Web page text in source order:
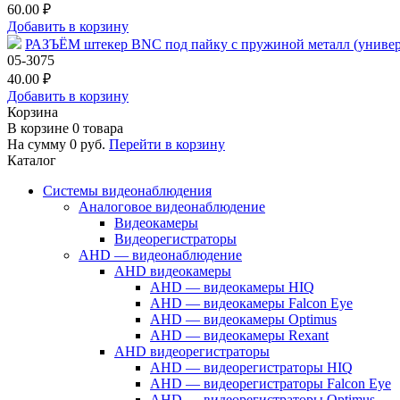
60.00 ₽
Добавить в корзину
РАЗЪЁМ штекер BNC под пайку с пружиной металл
05-3075
40.00 ₽
Добавить в корзину
Корзина
В корзине 0 товара
На сумму 0 руб. Перейти в корзину
Каталог
Системы видеонаблюдения
Аналоговое видеонаблюдение
Видеокамеры
Видеорегистраторы
AHD — видеонаблюдение
AHD видеокамеры
AHD — видеокамеры HIQ
AHD — видеокамеры Falcon Eye
AHD — видеокамеры Optimus
AHD — видеокамеры Rexant
AHD видеорегистраторы
AHD — видеорегистраторы HIQ
AHD — видеорегистраторы Falcon Eye